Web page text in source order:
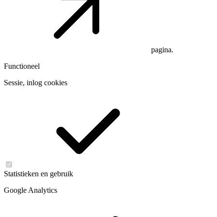
pagina.
Functioneel
Sessie, inlog cookies
Statistieken en gebruik
Google Analytics